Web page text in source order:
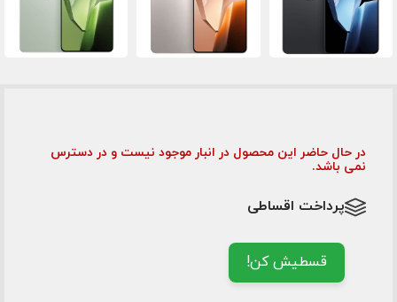
در حال حاضر این محصول در انبار موجود نیست و در دسترس
نمی باشد.
پرداخت اقساطی
قسطیش کن!